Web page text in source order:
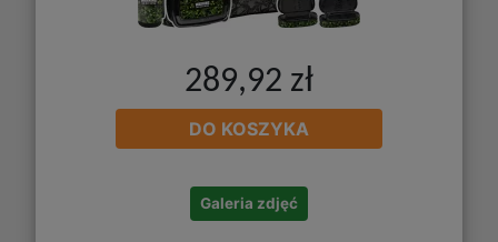
289,92 zł
DO KOSZYKA
Galeria zdjęć